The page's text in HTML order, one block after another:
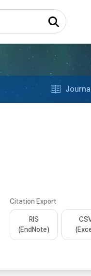
Citation Export
RIS
(EndNote)